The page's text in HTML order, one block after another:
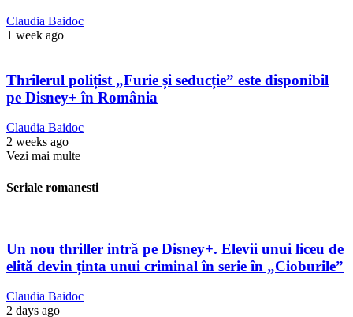
Claudia Baidoc
1 week ago
Thrilerul polițist „Furie și seducție” este disponibil
pe Disney+ în România
Claudia Baidoc
2 weeks ago
Vezi mai multe
Seriale romanesti
Un nou thriller intră pe Disney+. Elevii unui liceu de
elită devin ținta unui criminal în serie în „Cioburile”
Claudia Baidoc
2 days ago